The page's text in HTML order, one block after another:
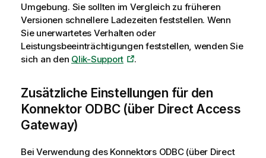
Umgebung. Sie sollten im Vergleich zu früheren
Versionen schnellere Ladezeiten feststellen. Wenn
Sie unerwartetes Verhalten oder
Leistungsbeeinträchtigungen feststellen, wenden Sie
sich an den Qlik-Support .
Zusätzliche Einstellungen für den
Konnektor ODBC (über Direct Access
Gateway)
Bei Verwendung des Konnektors ODBC (über Direct